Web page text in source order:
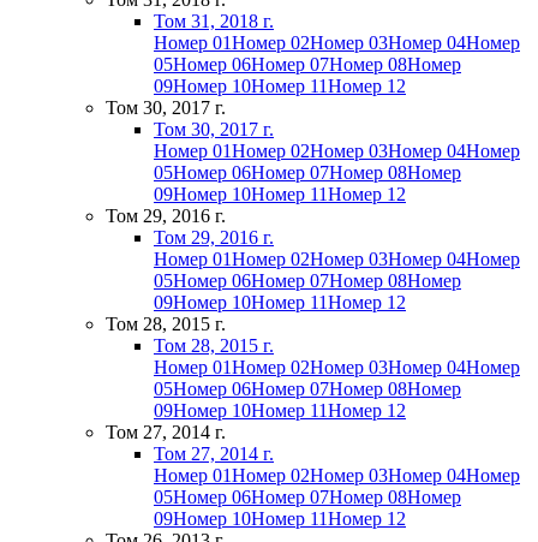
Том 31, 2018 г.
Номер 01Номер 02Номер 03Номер 04Номер
05Номер 06Номер 07Номер 08Номер
09Номер 10Номер 11Номер 12
Том 30, 2017 г.
Том 30, 2017 г.
Номер 01Номер 02Номер 03Номер 04Номер
05Номер 06Номер 07Номер 08Номер
09Номер 10Номер 11Номер 12
Том 29, 2016 г.
Том 29, 2016 г.
Номер 01Номер 02Номер 03Номер 04Номер
05Номер 06Номер 07Номер 08Номер
09Номер 10Номер 11Номер 12
Том 28, 2015 г.
Том 28, 2015 г.
Номер 01Номер 02Номер 03Номер 04Номер
05Номер 06Номер 07Номер 08Номер
09Номер 10Номер 11Номер 12
Том 27, 2014 г.
Том 27, 2014 г.
Номер 01Номер 02Номер 03Номер 04Номер
05Номер 06Номер 07Номер 08Номер
09Номер 10Номер 11Номер 12